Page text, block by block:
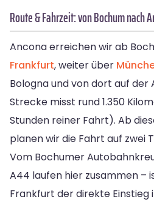
Route & Fahrzeit: von Bochum nach
Ancona erreichen wir ab
Frankfurt, weiter über
Bologna und von dort auf der
Strecke misst rund 1.350
Stunden reiner Fahrt). Ab
planen wir die Fahrt auf zwei
Vom Bochumer
A44 laufen hier zusammen –
Frankfurt der direkte Einstieg